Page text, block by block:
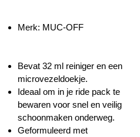
Merk: MUC-OFF
Bevat 32 ml reiniger en een
microvezeldoekje.
Ideaal om in je ride pack te
bewaren voor snel en veilig
schoonmaken onderweg.
Geformuleerd met